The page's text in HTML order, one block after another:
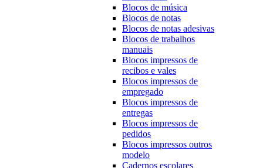
Blocos de música
Blocos de notas
Blocos de notas adesivas
Blocos de trabalhos
manuais
Blocos impressos de
recibos e vales
Blocos impressos de
empregado
Blocos impressos de
entregas
Blocos impressos de
pedidos
Blocos impressos outros
modelo
Cadernos escolares